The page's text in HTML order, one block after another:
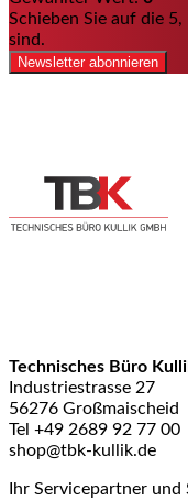
Schieben Sie auf die
sind.
Newsletter abonnieren
Technisches Büro
Industriestrasse 27
56276 Großmaischeid
Tel +49 2689 92 77 00
shop@tbk-kullik.de
Ihr Servicepartner